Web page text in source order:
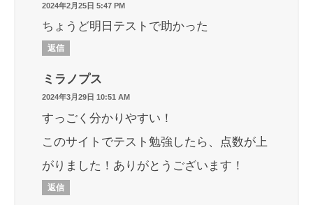
2024年2月25日 5:47 PM
ちょうど明日テストで助かった
返信
ミラノプス
2024年3月29日 10:51 AM
すっごく分かりやすい！
このサイトでテスト勉強したら、点数が上
がりました！ありがとうございます！
返信